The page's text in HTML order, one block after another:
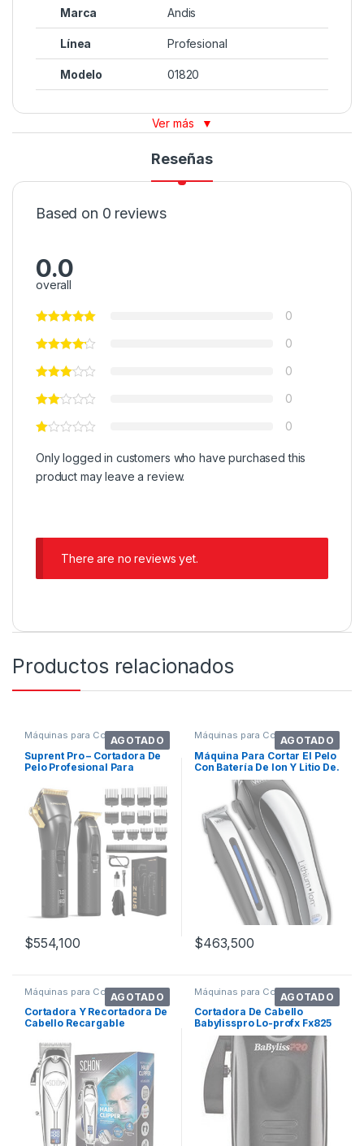
Marca Andis
Línea Profesional
Modelo 01820
Ver más ▼
Reseñas
Based on 0 reviews
0.0
overall
0
0
0
0
0
Only logged in customers who have purchased this
product may leave a review.
There are no reviews yet.
Productos relacionados
AGOTADO
Máquinas para Cortar Cabello
Suprent Pro – Cortadora De
Pelo Profesional Para
$554,100
AGOTADO
Máquinas para Cortar Cabello
Máquina Para Cortar El Pelo
Con Batería De Ion Y Litio De.
Color Negro/plata
$463,500
AGOTADO
Máquinas para Cortar Cabello
Cortadora Y Recortadora De
Cabello Recargable
AGOTADO
Máquinas para Cortar Cabello
Cortadora De Cabello
Babylisspro Lo-profx Fx825